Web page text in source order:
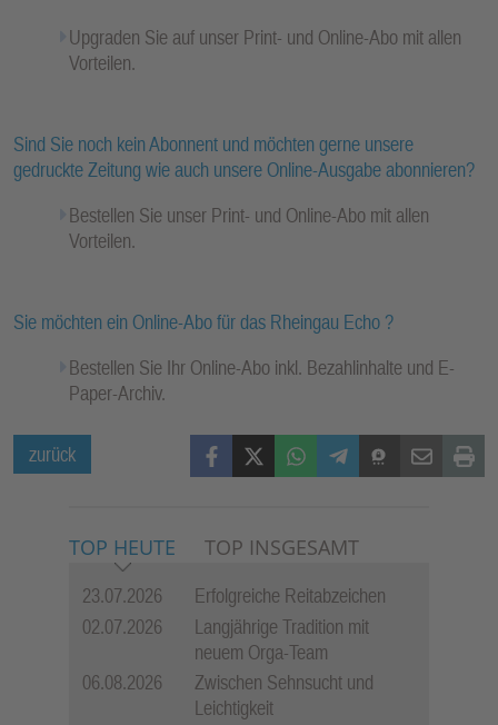
Upgraden Sie auf unser Print- und Online-Abo mit allen
Vorteilen.
Sind Sie noch kein Abonnent und möchten gerne unsere
gedruckte Zeitung wie auch unsere Online-Ausgabe abonnieren?
Bestellen Sie unser Print- und Online-Abo mit allen
Vorteilen.
Sie möchten ein Online-Abo für das Rheingau Echo ?
Bestellen Sie Ihr Online-Abo inkl. Bezahlinhalte und E-
Paper-Archiv.
zurück FacebookX (Twitter)WhatsAppTelegramThreemaMail Print
TOP HEUTE TOP INSGESAMT
23.07.2026
Erfolgreiche Reitabzeichen
02.07.2026
Langjährige Tradition mit
neuem Orga-Team
06.08.2026
Zwischen Sehnsucht und
Leichtigkeit